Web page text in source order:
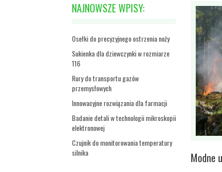
NAJNOWSZE WPISY:
Osełki do precyzyjnego ostrzenia noży
Sukienka dla dziewczynki w rozmiarze
116
Rury do transportu gazów
przemysłowych
Innowacyjne rozwiązania dla farmacji
Badanie detali w technologii mikroskopii
elektronowej
Czujnik do monitorowania temperatury
silnika
Modne